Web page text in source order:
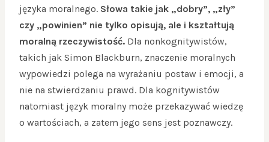
języka moralnego. Słowa takie jak „dobry”, „zły”
czy „powinien” nie tylko opisują, ale i kształtują
moralną rzeczywistość. Dla nonkognitywistów,
takich jak Simon Blackburn, znaczenie moralnych
wypowiedzi polega na wyrażaniu postaw i emocji, a
nie na stwierdzaniu prawd. Dla kognitywistów
natomiast język moralny może przekazywać wiedzę
o wartościach, a zatem jego sens jest poznawczy.